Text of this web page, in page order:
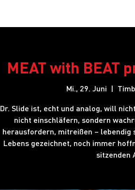
MEAT with BEAT
Mi., 29. Juni
  |
Dr. Slide ist, echt und analog, will
nicht einschläfern, sondern
herausfordern, mitreißen – lebendig
Lebens gezeichnet, noch immer
sitzenden